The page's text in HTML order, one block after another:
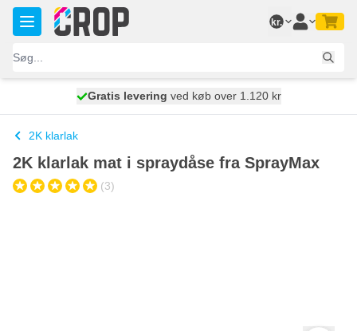
Skip to Content
kr.
vi sender i dag
Gratis levering ved køb over 1.120 kr
100 dage
2K klarlak
2K klarlak mat i spraydåse fra SprayMax
(3)